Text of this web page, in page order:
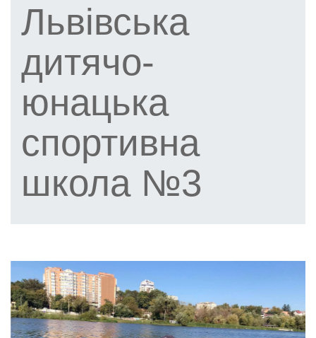
Львівська
дитячо-
юнацька
спортивна
школа №3